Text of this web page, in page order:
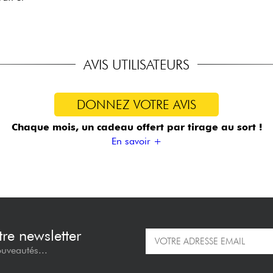
AVIS UTILISATEURS
DONNEZ VOTRE AVIS
Chaque mois, un cadeau offert par tirage au sort !
En savoir +
newsletter